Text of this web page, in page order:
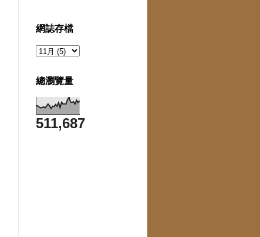
網誌存檔
總瀏覽量
511,687